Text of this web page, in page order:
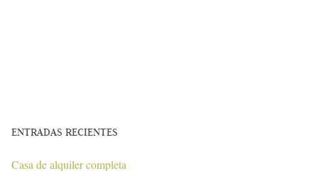
ENTRADAS RECIENTES
Casa de alquiler completa